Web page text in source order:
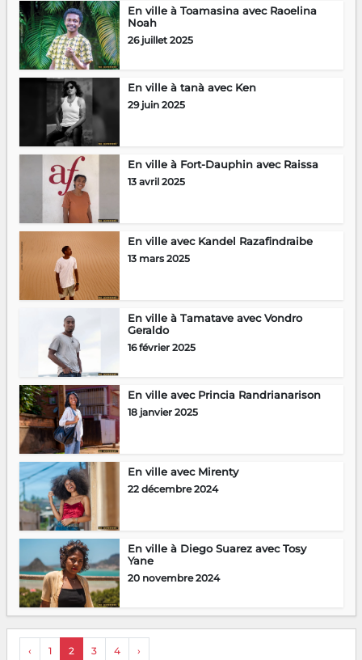
En ville à Toamasina avec Raoelina
Noah
26 juillet 2025
En ville à tanà avec Ken
29 juin 2025
En ville à Fort-Dauphin avec Raissa
13 avril 2025
En ville avec Kandel Razafindraibe
13 mars 2025
En ville à Tamatave avec Vondro
Geraldo
16 février 2025
En ville avec Princia Randrianarison
18 janvier 2025
En ville avec Mirenty
22 décembre 2024
En ville à Diego Suarez avec Tosy
Yane
20 novembre 2024
‹ 1 2 3 4 ›